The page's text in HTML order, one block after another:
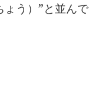
ょう）”と並んで